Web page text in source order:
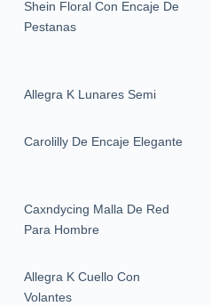
Shein Floral Con Encaje De
Pestanas
Allegra K Lunares Semi
Carolilly De Encaje Elegante
Caxndycing Malla De Red
Para Hombre
Allegra K Cuello Con
Volantes